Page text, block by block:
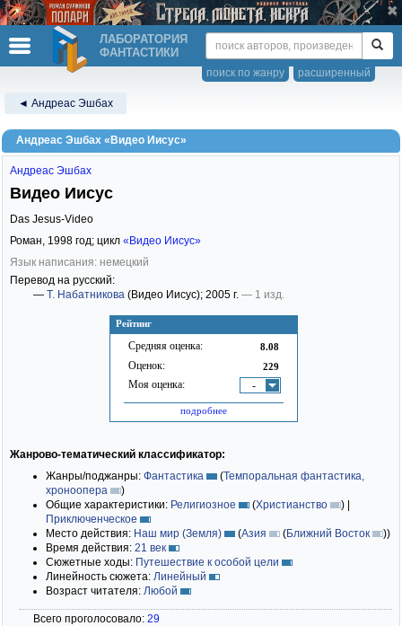
ЛАБОРАТОРИЯ
ФАНТАСТИКИ
расширенный
поиск по жанру
◄ Андреас Эшбах
Андреас Эшбах «Видео Иисус»
Рейтинг
Средняя оценка: 8.08
Оценок: 229
Моя оценка: -
подробнее
Андреас Эшбах
Видео Иисус
Das Jesus-Video
Роман, 1998 год; цикл «Видео Иисус»
Язык написания: немецкий
Перевод на русский:
— Т. Набатникова (Видео Иисус); 2005 г. — 1 изд.
Жанрово-тематический классификатор:
Жанры/поджанры: Фантастика (Темпоральная фантастика,
хроноопера
)
Общие характеристики: Религиозное (Христианство ) |
Приключенческое
Место действия: Наш мир (Земля) (Азия (Ближний Восток ))
Время действия: 21 век
Сюжетные ходы: Путешествие к особой цели
Линейность сюжета: Линейный
Возраст читателя: Любой
Всего проголосовало: 29